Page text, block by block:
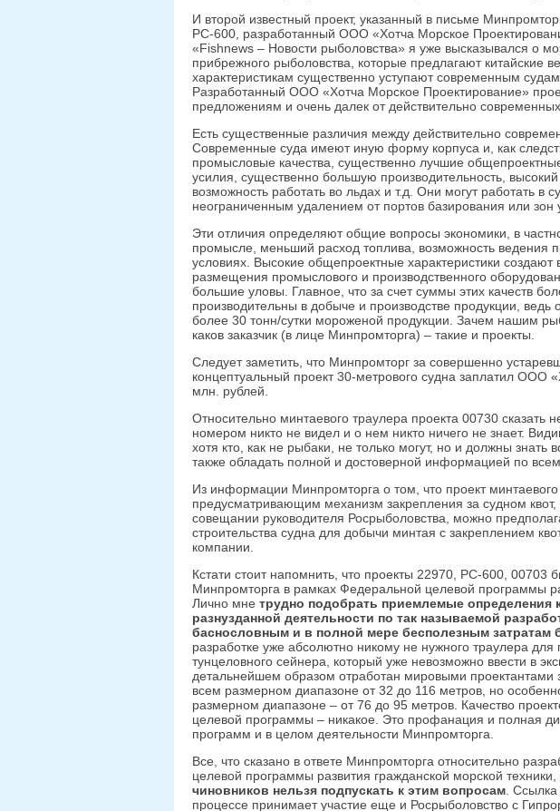
И второй известный проект, указанный в письме
РС-600, разработанный ООО «Хотча Морское
«Fishnews – Новости рыболовства» я уже высказывался о
прибрежного рыболовства, которые предлагают китайские
характеристикам существенно уступают современным
Разработанный ООО «Хотча Морское Проектирование»
предложениям и очень далек от действительно
Есть существенные различия между действительно
Современные суда имеют иную форму корпуса и, как
промысловые качества, существенно лучшие
усилия, существенно большую производительность, высокий
возможность работать во льдах и т.д. Они могут работать в
неограниченным удалением от портов базирования или зон
Эти отличия определяют общие вопросы экономики, в
промысле, меньший расход топлива, возможность ведения
условиях. Высокие общепроектные характеристики создают
размещения промыслового и производственного
большие уловы. Главное, что за счет суммы этих качеств
производительны в добыче и производстве продукции,
более 30 тонн/сутки мороженой продукции. Зачем нашим
каков заказчик (в лице Минпромторга) – такие и проекты.
Следует заметить, что Минпромторг за совершенно
концептуальный проект 30-метрового судна заплатил ООО
млн. рублей.
Относительно минтаевого траулера проекта 00730 сказать
номером никто не видел и о нем никто ничего не знает.
хотя кто, как не рыбаки, не только могут, но и должны
также обладать полной и достоверной информацией по
Из информации Минпромторга о том, что проект
предусматривающим механизм закрепления за судном квот,
совещании руководителя Росрыболовства, можно
строительства судна для добычи минтая с закреплением
компании.
Кстати стоит напомнить, что проекты 22970, РС-600, 00703
Минпромторга в рамках Федеральной целевой программы
Лично мне трудно подобрать приемлемые определения
разнузданной деятельности по так называемой
баснословным и в полной мере бесполезным затратам
разработке уже абсолютно никому не нужного траулера для
тунцеловного сейнера, который уже невозможно ввести в
детальнейшем образом отработан мировыми проектантами
всем размерном диапазоне от 32 до 116 метров, но
размерном диапазоне – от 76 до 95 метров. Качество
целевой программы – никакое. Это профанация и полная
программ и в целом деятельности Минпромторга.
Все, что сказано в ответе Минпромторга относительно
целевой программы развития гражданской морской
чиновников нельзя подпускать к этим вопросам .
процессе принимает участие еще и Росрыболовство с